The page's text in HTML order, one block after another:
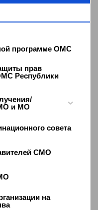
программе ОМС
прав
Республики
и МО
совета
СМО
на